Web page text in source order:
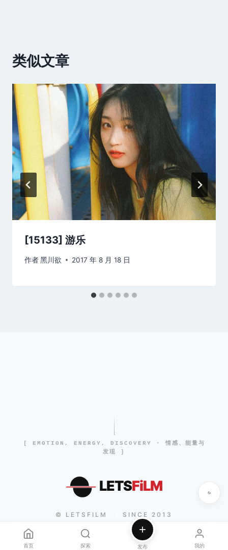
类似文章
[15133] 游乐
作者黑川欲 2017 年 8 月 18 日
[ EMOTION, ENERGY, DISCOVERY · 情感、能量与
发现 ]
LETSFiLM
© LETSFILM SINCE 2013
首页 探索 发布 我的